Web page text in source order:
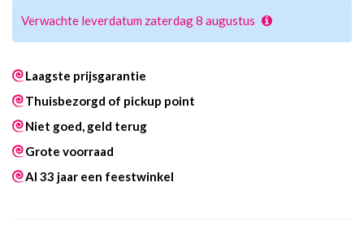
Verwachte leverdatum zaterdag 8 augustus
Laagste prijsgarantie
Thuisbezorgd of pickup point
Niet goed, geld terug
Grote voorraad
Al 33 jaar een feestwinkel